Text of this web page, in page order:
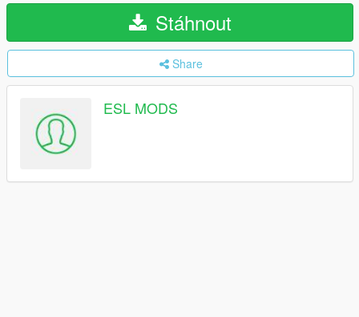
Stáhnout
Share
ESL MODS